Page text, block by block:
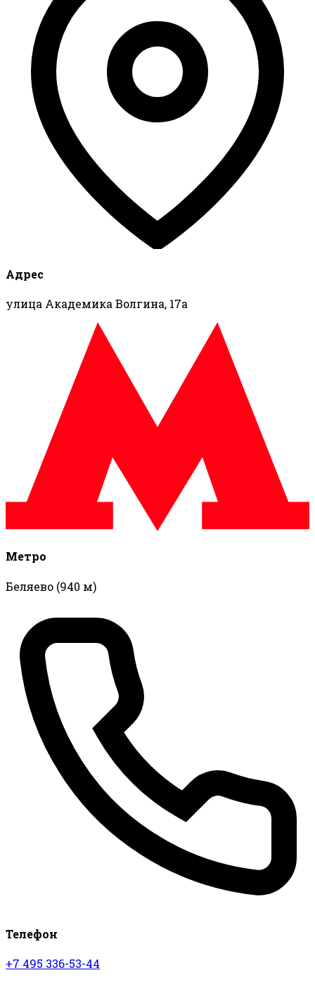
Адрес
улица Академика Волгина, 17а
Метро
Беляево (940 м)
Телефон
+7 495 336-53-44